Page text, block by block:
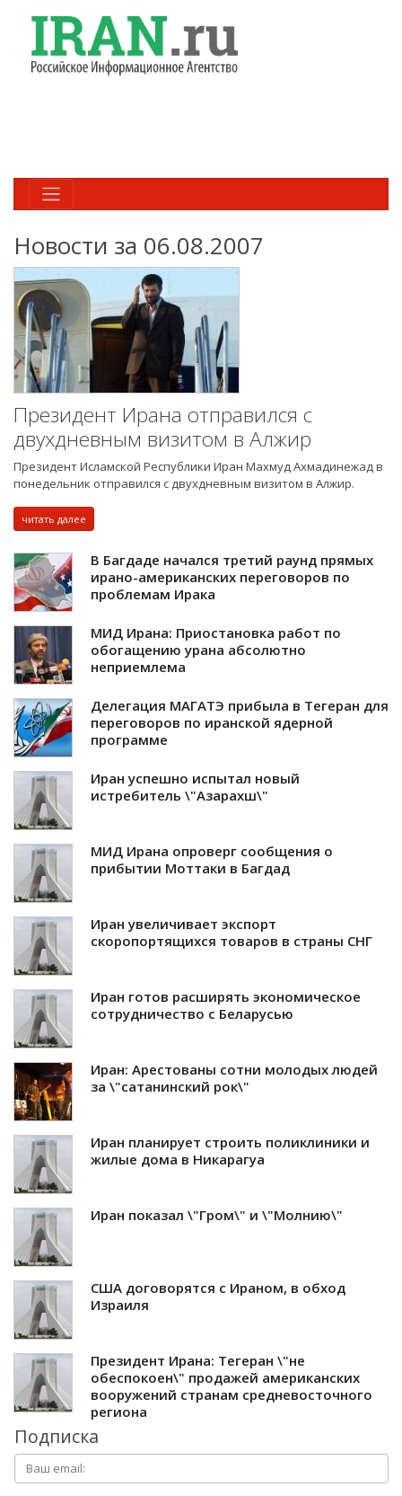
Новости за 06.08.2007
Президент Ирана отправился с
двухдневным визитом в Алжир
Президент Исламской Республики Иран Махмуд Ахмадинежад в
понедельник отправился с двухдневным визитом в Алжир.
читать далее
В Багдаде начался третий раунд прямых
ирано-американских переговоров по
проблемам Ирака
МИД Ирана: Приостановка работ по
обогащению урана абсолютно
неприемлема
Делегация МАГАТЭ прибыла в Тегеран для
переговоров по иранской ядерной
программе
Иран успешно испытал новый
истребитель \"Азарахш\"
МИД Ирана опроверг сообщения о
прибытии Моттаки в Багдад
Иран увеличивает экспорт
скоропортящихся товаров в страны СНГ
Иран готов расширять экономическое
сотрудничество с Беларусью
Иран: Арестованы сотни молодых людей
за \"сатанинский рок\"
Иран планирует строить поликлиники и
жилые дома в Никарагуа
Иран показал \"Гром\" и \"Молнию\"
США договорятся с Ираном, в обход
Израиля
Президент Ирана: Тегеран \"не
обеспокоен\" продажей американских
вооружений странам средневосточного
региона
Подписка